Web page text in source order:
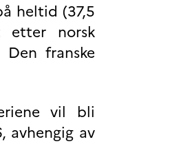
heltid (37,5
etter norsk
franske
vil bli
avhengig av